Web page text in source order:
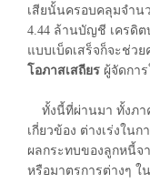
เสียนั้นครอบคลุมจำน
4.44 ล้านบัญชี เครดิ
แบบเบ็ดเสร็จก็จะช่ว
โอภาสเสถียร ผู้จัดกา
ทั้งนี้ที่ผ่านมา ทั้งภา
เกี่ยวข้อง ต่างเร่งใน
ผลกระทบของลูกหนี้จ
หรือมาตรการต่างๆ ใ